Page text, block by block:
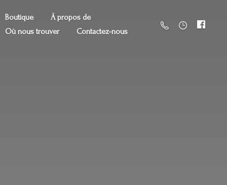
Boutique
À propos de
Où nous trouver
Contactez-nous